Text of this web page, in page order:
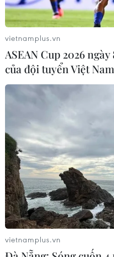
vietnamplus.vn
ASEAN Cup 2026
của đội tuyển Việt
vietnamplus.vn